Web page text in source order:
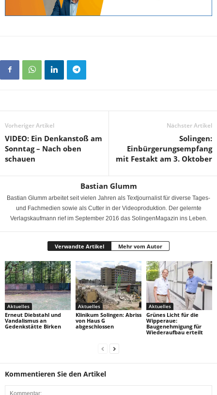
Vorheriger Artikel
VIDEO: Ein Denkanstoß am
Sonntag – Nach oben
schauen
Nächster Artikel
Solingen:
Einbürgerungsempfang
mit Festakt am 3. Oktober
Bastian Glumm
Bastian Glumm arbeitet seit vielen Jahren als Textjournalist für diverse Tages-
und Fachmedien sowie als Cutter in der Videoproduktion. Der gelernte
Verlagskaufmann rief im September 2016 das SolingenMagazin ins Leben.
Verwandte Artikel Mehr vom Autor
Aktuelles
Erneut Diebstahl und
Vandalismus an
Gedenkstätte Birken
Aktuelles
Klinikum Solingen: Abriss
von Haus G
abgeschlossen
Aktuelles
Grünes Licht für die
Wipperaue:
Baugenehmigung für
Wiederaufbau erteilt
Kommentieren Sie den Artikel